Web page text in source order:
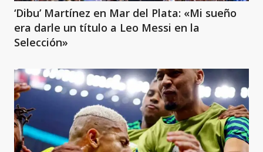
‘Dibu’ Martínez en Mar del Plata: «Mi sueño
era darle un título a Leo Messi en la
Selección»